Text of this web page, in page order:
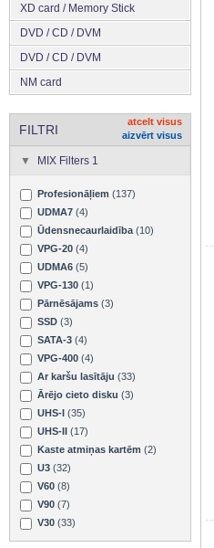
XD card / Memory Stick
DVD / CD / DVM
DVD / CD / DVM
NM card
FILTRI
atcelt visus
aizvērt visus
MIX Filters 1
Profesionāļiem (137)
UDMA7 (4)
Ūdensnecaurlaidība (10)
VPG-20 (4)
UDMA6 (5)
VPG-130 (1)
Pārnēsājams (3)
SSD (3)
SATA-3 (4)
VPG-400 (4)
Ar karšu lasītāju (33)
Ārējo cieto disku (3)
UHS-I (35)
UHS-II (17)
Kaste atmiņas kartēm (2)
U3 (32)
V60 (8)
V90 (7)
V30 (33)